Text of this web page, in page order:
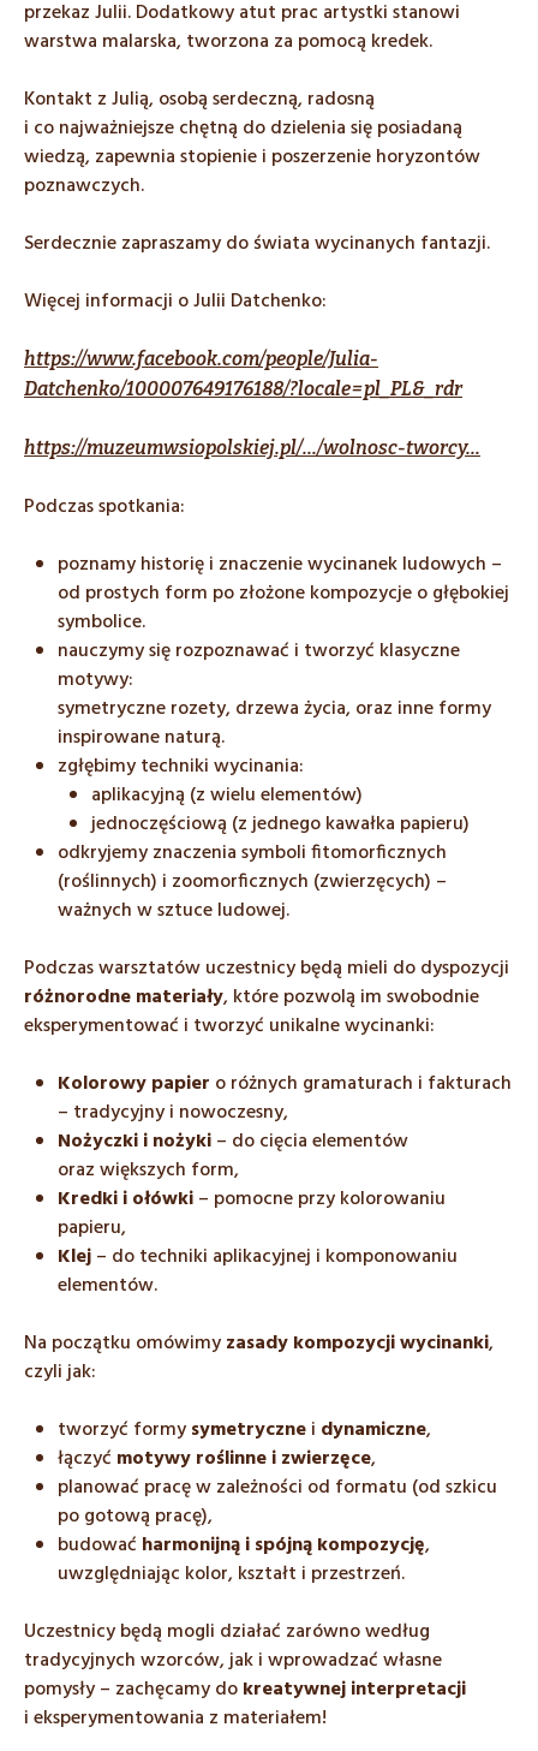
przekaz Julii. Dodatkowy atut prac artystki stanowi
warstwa malarska, tworzona za pomocą kredek.
Kontakt z Julią, osobą serdeczną, radosną
i co najważniejsze chętną do dzielenia się posiadaną
wiedzą, zapewnia stopienie i poszerzenie horyzontów
poznawczych.
Serdecznie zapraszamy do świata wycinanych fantazji.
Więcej informacji o Julii Datchenko:
https://www.facebook.com/people/Julia-
Datchenko/100007649176188/?locale=pl_PL&_rdr
https://muzeumwsiopolskiej.pl/…/wolnosc-tworcy…
Podczas spotkania:
poznamy historię i znaczenie wycinanek ludowych –
od prostych form po złożone kompozycje o głębokiej
symbolice.
nauczymy się rozpoznawać i tworzyć klasyczne
motywy:
symetryczne rozety, drzewa życia, oraz inne formy
inspirowane naturą.
zgłębimy techniki wycinania:
aplikacyjną (z wielu elementów)
jednoczęściową (z jednego kawałka papieru)
odkryjemy znaczenia symboli fitomorficznych
(roślinnych) i zoomorficznych (zwierzęcych) –
ważnych w sztuce ludowej.
Podczas warsztatów uczestnicy będą mieli do dyspozycji
różnorodne materiały, które pozwolą im swobodnie
eksperymentować i tworzyć unikalne wycinanki:
Kolorowy papier o różnych gramaturach i fakturach
– tradycyjny i nowoczesny,
Nożyczki i nożyki– do cięcia elementów
oraz większych form,
Kredki i ołówki– pomocne przy kolorowaniu
papieru,
Klej– do techniki aplikacyjnej i komponowaniu
elementów.
Na początku omówimyzasady kompozycji wycinanki,
czyli jak:
tworzyć formysymetrycznei dynamiczne,
łączyć motywy roślinne i zwierzęce,
planować pracę w zależności od formatu (od szkicu
po gotową pracę),
budować harmonijną i spójną kompozycję,
uwzględniając kolor, kształt i przestrzeń.
Uczestnicy będą mogli działać zarówno według
tradycyjnych wzorców, jak i wprowadzać własne
pomysły – zachęcamy dokreatywnej interpretacji
i eksperymentowania z materiałem!